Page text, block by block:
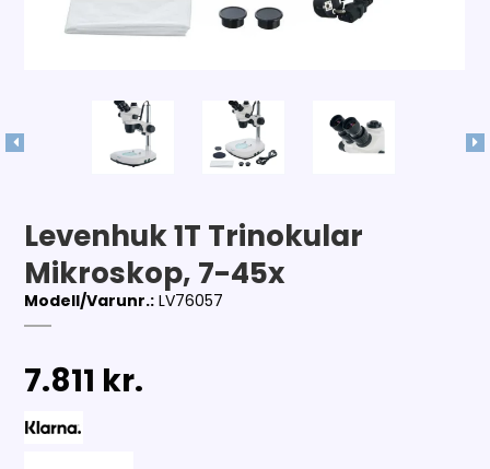
Levenhuk 1T Trinokular
Mikroskop, 7-45x
Modell/Varunr.: LV76057
7.811 kr.